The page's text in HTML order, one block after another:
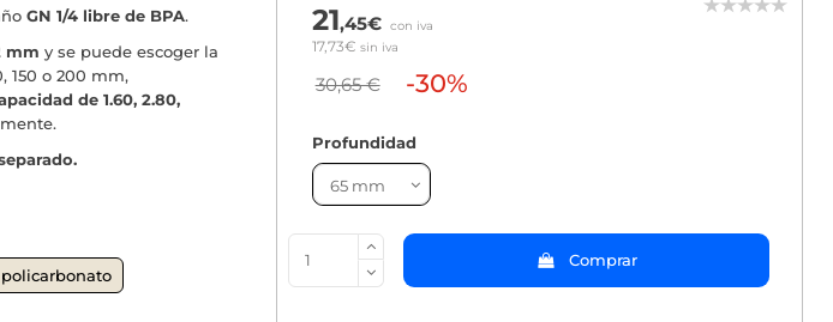
GN 1/4 libre de BPA.
mm y se puede escoger la
150 o 200 mm,
de 1.60, 2.80,
21,45€ con iva
17,73€ sin iva
30,65 € -30%
Profundidad
Comprar